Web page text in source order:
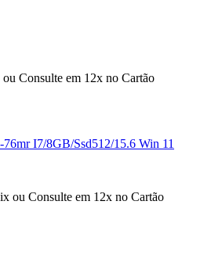
Consulte em 12x no Cartão
I7/8GB/Ssd512/15.6 Win 11
ou Consulte em 12x no Cartão